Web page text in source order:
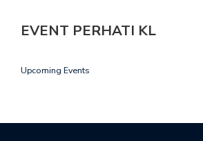
EVENT PERHATI KL
Upcoming Events